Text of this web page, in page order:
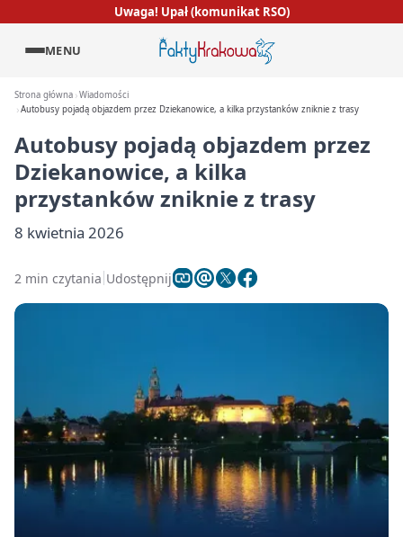
Uwaga! Upał (komunikat RSO)
MENU
Strona główna Wiadomości
Autobusy pojadą objazdem przez Dziekanowice, a kilka przystanków zniknie z trasy
Autobusy pojadą objazdem przez
Dziekanowice, a kilka
przystanków zniknie z trasy
8 kwietnia 2026
2 min czytania Udostępnij